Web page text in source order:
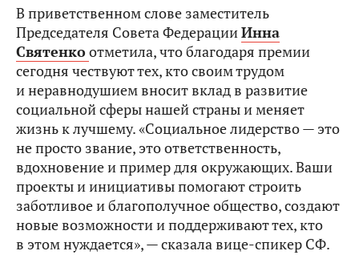
В приветственном слове заместитель
Председателя Совета ФедерацииИнна
Святенкоотметила, что благодаря премии
сегодня чествуют тех, кто своим трудом
и неравнодушием вносит вклад в развитие
социальной сферы нашей страны и меняет
жизнь к лучшему. «Социальное лидерство — это
не просто звание, это ответственность,
вдохновение и пример для окружающих. Ваши
проекты и инициативы помогают строить
заботливое и благополучное общество, создают
новые возможности и поддерживают тех, кто
в этом нуждается», — сказала вице-спикер СФ.